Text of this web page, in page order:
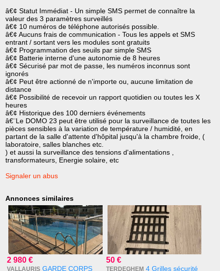
â€¢ Statut Immédiat - Un simple SMS permet de connaître la
valeur des 3 paramètres surveillés
â€¢ 10 numéros de téléphone autorisés possible.
â€¢ Aucuns frais de communication - Tous les appels et SMS
entrant / sortant vers les modules sont gratuits
â€¢ Programmation des seuils par simple SMS
â€¢ Batterie interne d'une autonomie de 8 heures
â€¢ Sécurisé par mot de passe, les numéros inconnus sont
ignorés
â€¢ Peut être actionné de n'importe ou, aucune limitation de
distance
â€¢ Possibilité de recevoir un rapport quotidien ou toutes les X
heures
â€¢ Historique des 100 derniers événements
â€¨Le DOMO 23 peut être utilisé pour la surveillance de toutes les
pièces sensibles à la variation de température / humidité, en
partant de la salle d'attente d'hôpital jusqu'à la chambre froide, (
laboratoire, salles blanches etc.
) et aussi la surveillance des tensions d'alimentations ,
transformateurs, Energie solaire, etc
Signaler un abus
Annonces similaires
2 980 €
VALLAURIS GARDE CORPS
50 €
TERDEGHEM 4 Grilles sécurité